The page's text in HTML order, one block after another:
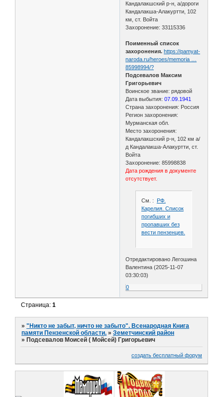
Кандалакшский р-н, а/дороги
Кандалакша-Алакуртти, 102
км, ст. Войта
Захоронение: 33115336
Поименный список
захоронения. https://pamyat-
naroda.ru/heroes/memoria …
85998994/?
Подсевалов Максим
Григорьевич
Воинское звание: рядовой
Дата выбытия:07.09.1941
Страна захоронения: Россия
Регион захоронения:
Мурманская обл.
Место захоронения:
Кандалакшский р-н, 102 км а/
д Кандалакша-Алакуртти, ст.
Войта
Захоронение: 85998838
Дата рождения в документе
отсутствует.
См. : РФ.
Карелия. Список
погибших и
пропавших без
вести пензенцев.
Отредактировано Легошина
Валентина (2025-11-07
03:30:03)
0
Страница:1
»"Никто не забыт, ничто не забыто". Всенародная Книга
памяти Пензенской области. »Земетчинский район
»Подсевалов Моисей ( Мойсей) Григорьевич
создать бесплатный форум